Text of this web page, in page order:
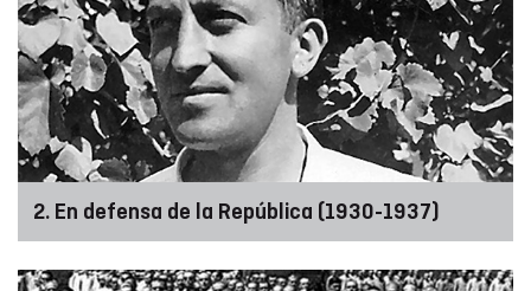
2. En defensa de la República (1930-1937)